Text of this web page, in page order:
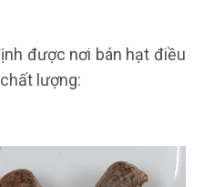
được nơi bán hạt điều
lượng: